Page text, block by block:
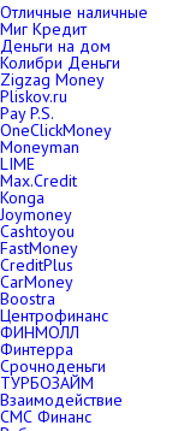
Отличные наличные
Миг Кредит
Деньги на дом
Колибри Деньги
Zigzag Money
Pliskov.ru
Pay P.S.
OneClickMoney
Moneyman
LIME
Max.Credit
Konga
Joymoney
Cashtoyou
FastMoney
CreditPlus
CarMoney
Boostra
Центрофинанс
ФИНМОЛЛ
Финтерра
Срочноденьги
ТУРБОЗАЙМ
Взаимодействие
СМС Финанс